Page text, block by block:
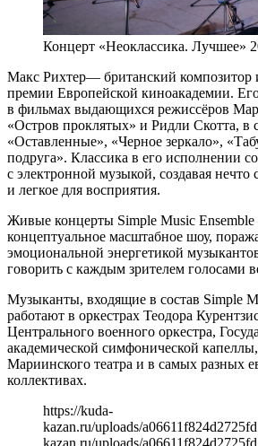
Концерт «Неоклассика. Лучшее»
Макс Рихтер— британский композитор
премии Европейской киноакадемии.
в фильмах выдающихся режиссёров
«Остров проклятых» и Ридли Скотта, в
«Оставленные», «Черное зеркало»,
подруга». Классика в его исполнении
с электронной музыкой, создавая нечто
и легкое для восприятия.
Живые концерты Simple Music Ensemble
концептуальное масштабное шоу,
эмоциональной энергетикой
говорить с каждым зрителем голосами
Музыканты, входящие в состав Simple
работают в оркестрах Теодора
Центрального военного оркестра,
академической симфонической
Мариинского театра и в самых разных
коллективах.
https://kuda-
kazan.ru/uploads/
kazan.ru/uploads/